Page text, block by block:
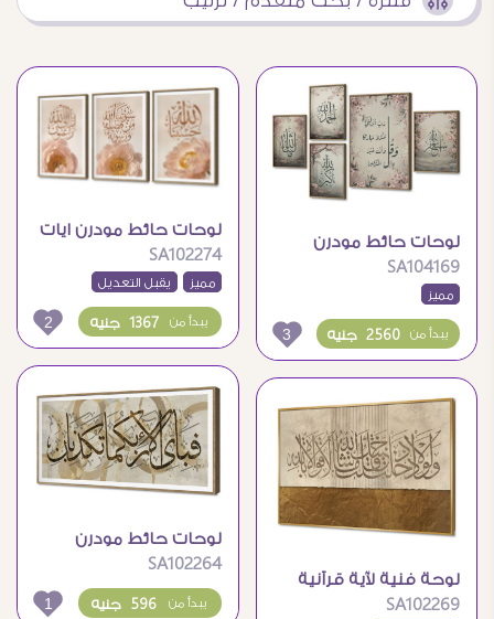
لوحات حائط مودرن
إسلامية بذكر الله وزهور
SA104169
مميز
2560 جنيه يبدأ من 3
لوحات حائط مودرن ايات
قرآنية وزهور وردية
SA102274
مميز يقبل التعديل
1367 جنيه يبدأ من 2
لوحة فنية لآية قرآنية
بتصميم إسلامي مذهب
SA102269
لوحات حائط مودرن
بتصميم خط عربي
إسلامي متميز
SA102264
596 جنيه يبدأ من 1